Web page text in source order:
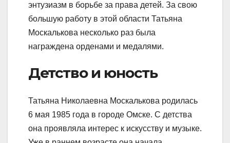
энтузиазм в борьбе за права детей. За свою
большую работу в этой области Татьяна
Москалькова несколько раз была
награждена орденами и медалями.
Детство и юность
Татьяна Николаевна Москалькова родилась
6 мая 1985 года в городе Омске. С детства
она проявляла интерес к искусству и музыке.